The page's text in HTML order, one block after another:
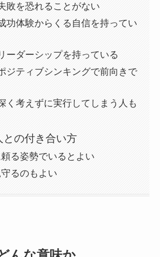
敗を恐れることがない
功体験からくる自信を持ってい
ーダーシップを持っている
ジティブシンキングで前向きで
く考えずに実行してしまう人も
との付き合い方
る姿勢でいるとよい
るのもよい